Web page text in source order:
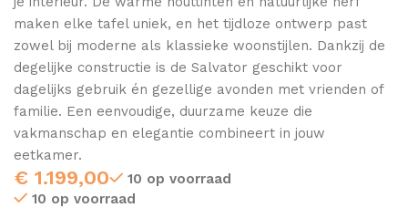
maken elke tafel uniek, en het tijdloze ontwerp past
zowel bij moderne als klassieke woonstijlen. Dankzij de
degelijke constructie is de Salvator geschikt voor
dagelijks gebruik én gezellige avonden met vrienden of
familie. Een eenvoudige, duurzame keuze die
vakmanschap en elegantie combineert in jouw
eetkamer.
€ 1.199,00
10 op voorraad
10 op voorraad